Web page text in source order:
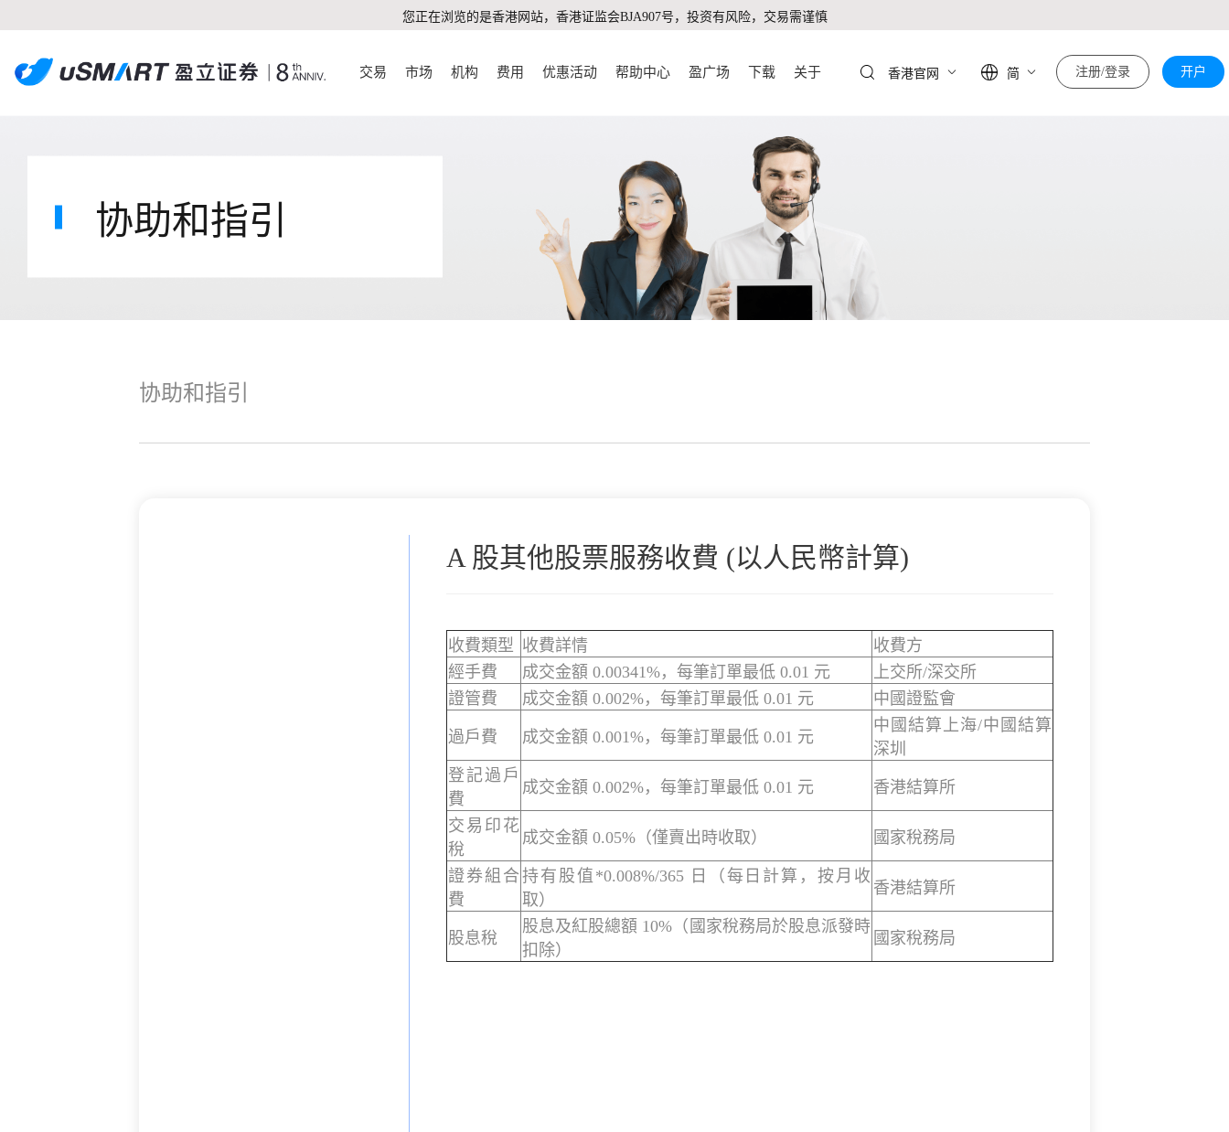
您正在浏览的是香港网站，香港证监会BJA907号，投资有风险，交易需谨慎
交易 市场 机构 费用 优惠活动 帮助中心 盈广场 下载 关于 香港官网 简 注册/登录 开户
协助和指引
协助和指引
A 股其他股票服務收費 (以人民幣計算)
收費類型 收費詳情
收費方
經手費
成交金額 0.00341%，每筆訂單最低 0.01 元
上交所/深交所
證管費
成交金額 0.002%，每筆訂單最低 0.01 元 中國證監會
過戶費 成交金額 0.001%，每筆訂單最低 0.01 元
中國結算上海/中國結算
深圳
登記過戶
費
成交金額 0.002%，每筆訂單最低 0.01 元 香港結算所
交易印花
稅
成交金額 0.05%（僅賣出時收取） 國家稅務局
證券組合
費
持有股值*0.008%/365 日（每日計算，按月收
取）
香港結算所
股息稅
股息及紅股總額 10%（國家稅務局於股息派發時
扣除）
國家稅務局